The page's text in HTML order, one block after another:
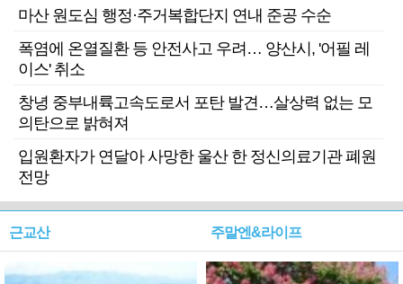
마산 원도심 행정·주거복합단지 연내 준공 수순
폭염에 온열질환 등 안전사고 우려… 양산시, '어필 레
이스' 취소
창녕 중부내륙고속도로서 포탄 발견…살상력 없는 모
의탄으로 밝혀져
입원환자가 연달아 사망한 울산 한 정신의료기관 폐원
전망
근교산 주말엔&라이프